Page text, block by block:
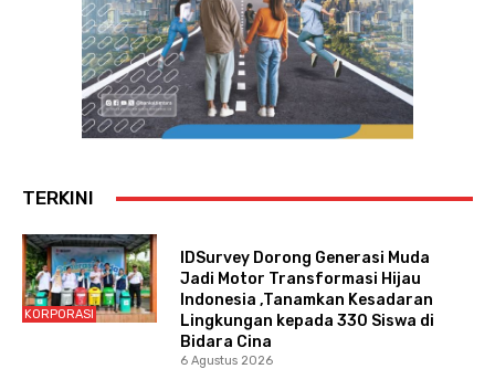
TERKINI
KORPORASI
IDSurvey Dorong Generasi Muda
Jadi Motor Transformasi Hijau
Indonesia ,Tanamkan Kesadaran
Lingkungan kepada 330 Siswa di
Bidara Cina
6 Agustus 2026